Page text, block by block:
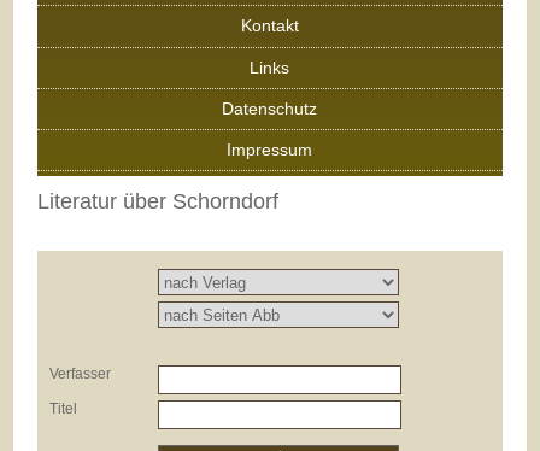
Kontakt
Links
Datenschutz
Impressum
Literatur über Schorndorf
Verfasser
Titel